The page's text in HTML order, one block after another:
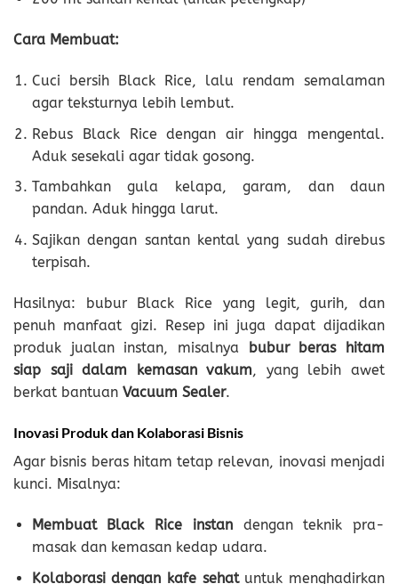
Cara Membuat:
Cuci bersih Black Rice, lalu rendam semalaman
agar teksturnya lebih lembut.
Rebus Black Rice dengan air hingga mengental.
Aduk sesekali agar tidak gosong.
Tambahkan gula kelapa, garam, dan daun
pandan. Aduk hingga larut.
Sajikan dengan santan kental yang sudah direbus
terpisah.
Hasilnya: bubur Black Rice yang legit, gurih, dan
penuh manfaat gizi. Resep ini juga dapat dijadikan
produk jualan instan, misalnya bubur beras hitam
siap saji dalam kemasan vakum, yang lebih awet
berkat bantuan Vacuum Sealer.
Inovasi Produk dan Kolaborasi Bisnis
Agar bisnis beras hitam tetap relevan, inovasi menjadi
kunci. Misalnya:
Membuat Black Rice instandengan teknik pra-
masak dan kemasan kedap udara.
Kolaborasi dengan kafe sehatuntuk menghadirkan